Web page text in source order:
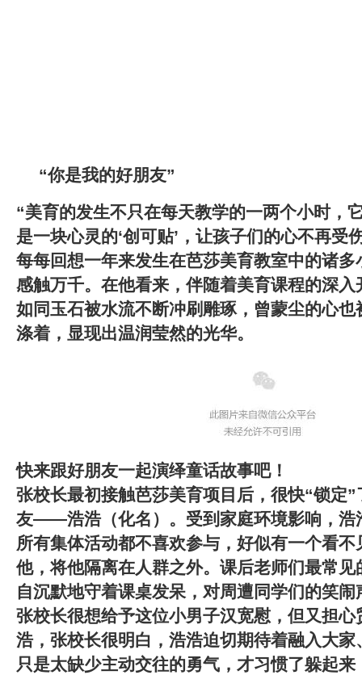
“你是我的好朋友”
“美育的发生不只在每天教学的一两个小时，
是一块心灵的‘创可贴’，让孩子们的心不再受
每每回想一年来发生在芭莎美育教室中的诸
感触万千。在他看来，伴随着美育课程的深
如同玉石被水流不断冲刷雕琢，曾蒙尘的心
涤着，显现出温润莹然的光华。
快来跟好朋友一起演绎童话故事吧！
张校长最初接触芭莎美育项目后，很快“锁定
友——浩浩（化名）。受到家庭环境影响，浩
所有集体活动都不喜欢参与，好似有一个看
他，将他隔离在人群之外。课后老师们最常
自沉默地守着课桌发呆，对周遭同学们的笑闹
张校长很想给予这位小男子汉宽慰，但又担
浩，张校长很明白，浩浩迫切期待着融入大
只是太缺少主动交往的勇气，才习惯了躲起